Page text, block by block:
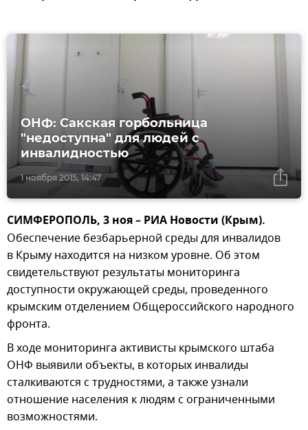
1 ноября 2015, 14:47
ОНФ: Сакская горбольница
"недоступна" для людей с
инвалидностью
СИМФЕРОПОЛЬ, 3 ноя – РИА Новости (Крым).
Обеспечение безбарьерной среды для инвалидов
в Крыму находится на низком уровне. Об этом
свидетельствуют результаты мониторинга
доступности окружающей среды, проведенного
крымским отделением Общероссийского народного
фронта.
В ходе мониторинга активисты крымского штаба
ОНФ выявили объекты, в которых инвалиды
сталкиваются с трудностями, а также узнали
отношение населения к людям с ограниченными
возможностями.